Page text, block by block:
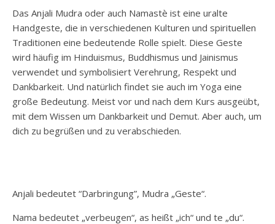
Das Anjali Mudra oder auch Namastè ist eine uralte
Handgeste, die in verschiedenen Kulturen und spirituellen
Traditionen eine bedeutende Rolle spielt. Diese Geste
wird häufig im Hinduismus, Buddhismus und Jainismus
verwendet und symbolisiert Verehrung, Respekt und
Dankbarkeit. Und natürlich findet sie auch im Yoga eine
große Bedeutung. Meist vor und nach dem Kurs ausgeübt,
mit dem Wissen um Dankbarkeit und Demut. Aber auch, um
dich zu begrüßen und zu verabschieden.
Anjali bedeutet “Darbringung”, Mudra „Geste“.
Nama bedeutet „verbeugen“, as heißt „ich“ und te „du“.